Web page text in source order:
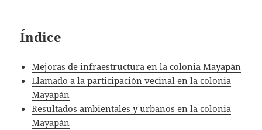
Índice
Mejoras de infraestructura en la colonia Mayapán
Llamado a la participación vecinal en la colonia
Mayapán
Resultados ambientales y urbanos en la colonia
Mayapán